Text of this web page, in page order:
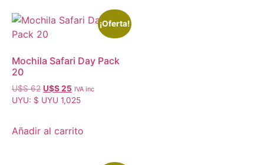
¡Oferta!
Mochila Safari Day Pack
20
U$S62 U$S25 IVA inc
UYU: $ UYU 1,025
Añadir al carrito